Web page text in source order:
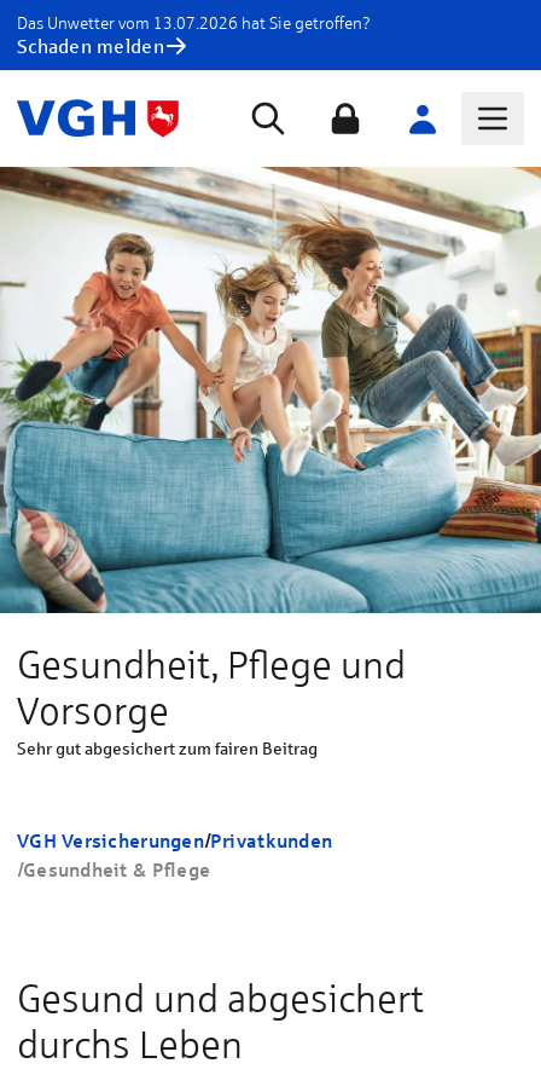
Das Unwetter vom 13.07.2026 hat Sie getroffen?
Schaden melden
Gesundheit, Pflege und
Vorsorge
Sehr gut abgesichert zum fairen Beitrag
VGH Versicherungen/Privatkunden
/Gesundheit & Pflege
Gesund und abgesichert
durchs Leben